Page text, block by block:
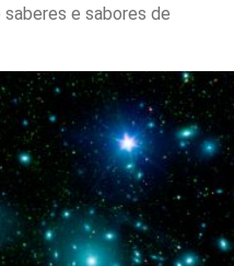
e sabores de